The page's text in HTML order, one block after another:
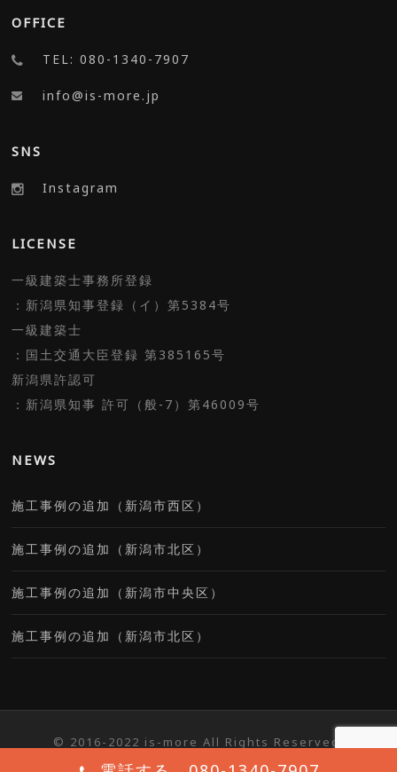
OFFICE
TEL: 080-1340-7907
info@is-more.jp
SNS
Instagram
LICENSE
一級建築士事務所登録
：新潟県知事登録（イ）第5384号
一級建築士
：国土交通大臣登録 第385165号
新潟県許認可
：新潟県知事 許可（般-7）第46009号
NEWS
施工事例の追加（新潟市西区）
施工事例の追加（新潟市北区）
施工事例の追加（新潟市中央区）
施工事例の追加（新潟市北区）
© 2016-2022 is-more All Rights Reserved.